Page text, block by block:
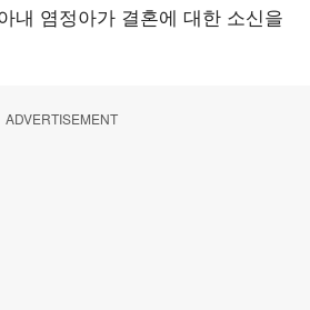
내 염정아가 결혼에 대한 소신을
ADVERTISEMENT